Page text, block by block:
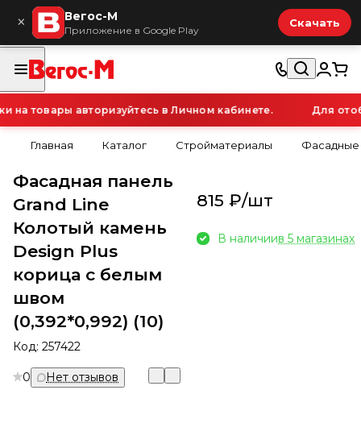
× Вегос-М
Приложение в Google Play
Скачать
товары авторизуйтесь в Личном кабинете. Для
Главная Каталог Стройматериалы Фасадные
Фасадная панель
Grand Line
Колотый камень
Design Plus
корица с белым
швом
(0,392*0,992) (10)
Код: 257422
0 Нет отзывов
815 ₽/шт
В наличиив 5 магазинах